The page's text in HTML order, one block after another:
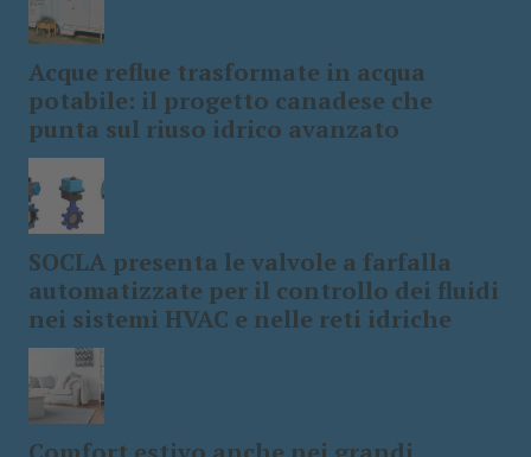
Acque reflue trasformate in acqua
potabile: il progetto canadese che
punta sul riuso idrico avanzato
SOCLA presenta le valvole a farfalla
automatizzate per il controllo dei fluidi
nei sistemi HVAC e nelle reti idriche